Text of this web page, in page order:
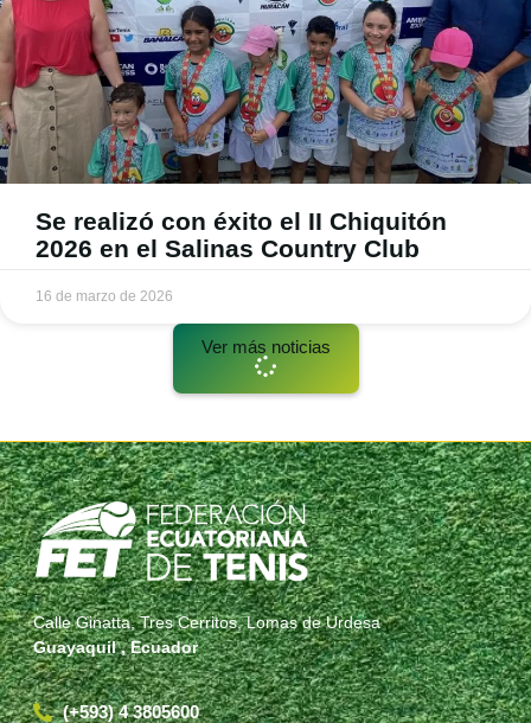
Se realizó con éxito el II Chiquitón
2026 en el Salinas Country Club
16 de marzo de 2026
Ver más noticias
Calle Ginatta, Tres Cerritos, Lomas de Urdesa
Guayaquil , Ecuador
(+593) 4 3805600